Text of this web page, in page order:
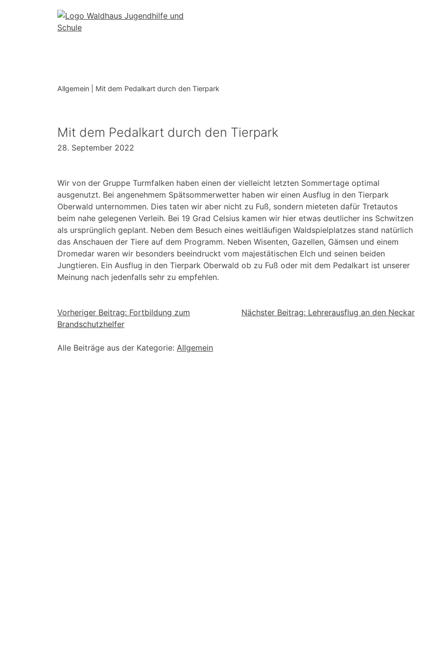
Allgemein Mit dem Pedalkart durch den Tierpark
Mit dem Pedalkart durch den Tierpark
28. September 2022
Wir von der Gruppe Turmfalken haben einen der vielleicht letzten Sommertage optimal
ausgenutzt. Bei angenehmem Spätsommerwetter haben wir einen Ausflug in den Tierpark
Oberwald unternommen. Dies taten wir aber nicht zu Fuß, sondern mieteten dafür Tretautos
beim nahe gelegenen Verleih. Bei 19 Grad Celsius kamen wir hier etwas deutlicher ins Schwitzen
als ursprünglich geplant. Neben dem Besuch eines weitläufigen Waldspielplatzes stand natürlich
das Anschauen der Tiere auf dem Programm. Neben Wisenten, Gazellen, Gämsen und einem
Dromedar waren wir besonders beeindruckt vom majestätischen Elch und seinen beiden
Jungtieren. Ein Ausflug in den Tierpark Oberwald ob zu Fuß oder mit dem Pedalkart ist unserer
Meinung nach jedenfalls sehr zu empfehlen.
Beitragsnavigation
Vorheriger Beitrag: Fortbildung zum
Brandschutzhelfer
Nächster Beitrag: Lehrerausflug an den Neckar
Alle Beiträge aus der Kategorie: Allgemein